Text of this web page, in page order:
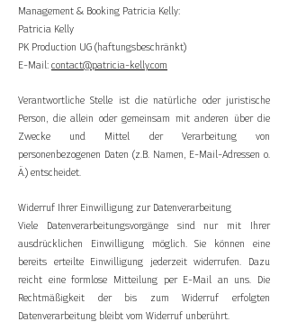
Management & Booking Patricia Kelly:
Patricia Kelly
PK Production UG (haftungsbeschränkt)
E-Mail: contact@patricia-kelly.com
Verantwortliche Stelle ist die natürliche oder juristische
Person, die allein oder gemeinsam mit anderen über die
Zwecke und Mittel der Verarbeitung von
personenbezogenen Daten (z.B. Namen, E-Mail-Adressen o.
Ä.) entscheidet.
Widerruf Ihrer Einwilligung zur Datenverarbeitung
Viele Datenverarbeitungsvorgänge sind nur mit Ihrer
ausdrücklichen Einwilligung möglich. Sie können eine
bereits erteilte Einwilligung jederzeit widerrufen. Dazu
reicht eine formlose Mitteilung per E-Mail an uns. Die
Rechtmäßigkeit der bis zum Widerruf erfolgten
Datenverarbeitung bleibt vom Widerruf unberührt.